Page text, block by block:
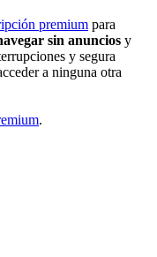
premium para
sin anuncios y
y segura
a ninguna otra
.